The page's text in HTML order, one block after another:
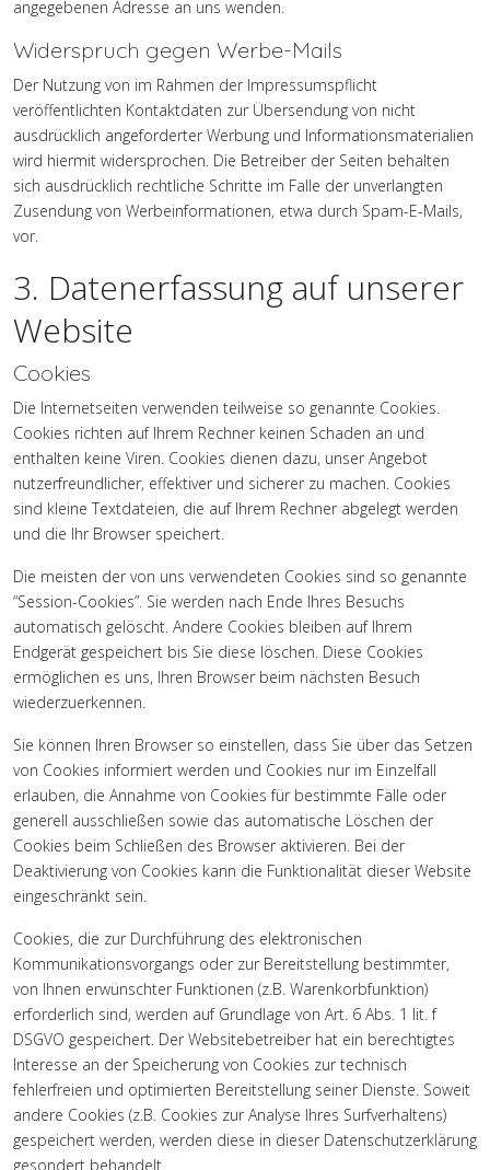
angegebenen Adresse an uns wenden.
Widerspruch gegen Werbe-Mails
Der Nutzung von im Rahmen der Impressumspflicht
veröffentlichten Kontaktdaten zur Übersendung von nicht
ausdrücklich angeforderter Werbung und Informationsmaterialien
wird hiermit widersprochen. Die Betreiber der Seiten behalten
sich ausdrücklich rechtliche Schritte im Falle der unverlangten
Zusendung von Werbeinformationen, etwa durch Spam-E-Mails,
vor.
3. Datenerfassung auf unserer
Website
Cookies
Die Internetseiten verwenden teilweise so genannte Cookies.
Cookies richten auf Ihrem Rechner keinen Schaden an und
enthalten keine Viren. Cookies dienen dazu, unser Angebot
nutzerfreundlicher, effektiver und sicherer zu machen. Cookies
sind kleine Textdateien, die auf Ihrem Rechner abgelegt werden
und die Ihr Browser speichert.
Die meisten der von uns verwendeten Cookies sind so genannte
“Session-Cookies”. Sie werden nach Ende Ihres Besuchs
automatisch gelöscht. Andere Cookies bleiben auf Ihrem
Endgerät gespeichert bis Sie diese löschen. Diese Cookies
ermöglichen es uns, Ihren Browser beim nächsten Besuch
wiederzuerkennen.
Sie können Ihren Browser so einstellen, dass Sie über das Setzen
von Cookies informiert werden und Cookies nur im Einzelfall
erlauben, die Annahme von Cookies für bestimmte Fälle oder
generell ausschließen sowie das automatische Löschen der
Cookies beim Schließen des Browser aktivieren. Bei der
Deaktivierung von Cookies kann die Funktionalität dieser Website
eingeschränkt sein.
Cookies, die zur Durchführung des elektronischen
Kommunikationsvorgangs oder zur Bereitstellung bestimmter,
von Ihnen erwünschter Funktionen (z.B. Warenkorbfunktion)
erforderlich sind, werden auf Grundlage von Art. 6 Abs. 1 lit. f
DSGVO gespeichert. Der Websitebetreiber hat ein berechtigtes
Interesse an der Speicherung von Cookies zur technisch
fehlerfreien und optimierten Bereitstellung seiner Dienste. Soweit
andere Cookies (z.B. Cookies zur Analyse Ihres Surfverhaltens)
gespeichert werden, werden diese in dieser Datenschutzerklärung
gesondert behandelt.